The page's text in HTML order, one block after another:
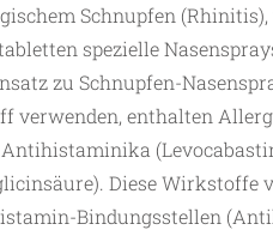
Schnupfen
spezielle
zu Schnupfen-
verwenden, enthalten
Diese Wirkstoffe
Bindungsstellen